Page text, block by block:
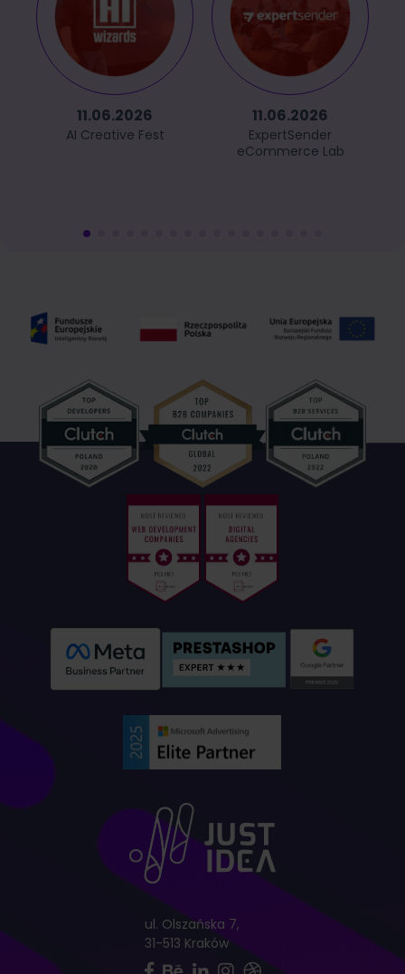
11.06.2026
AI Creative Fest
11.06.2026
ExpertSender
eCommerce Lab
ul. Olszańska 7,
31-513 Kraków